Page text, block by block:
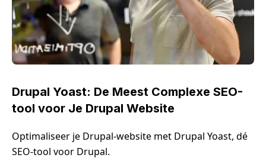
Drupal Yoast: De Meest Complexe SEO-
tool voor Je Drupal Website
Optimaliseer je Drupal-website met Drupal Yoast, dé
SEO-tool voor Drupal.